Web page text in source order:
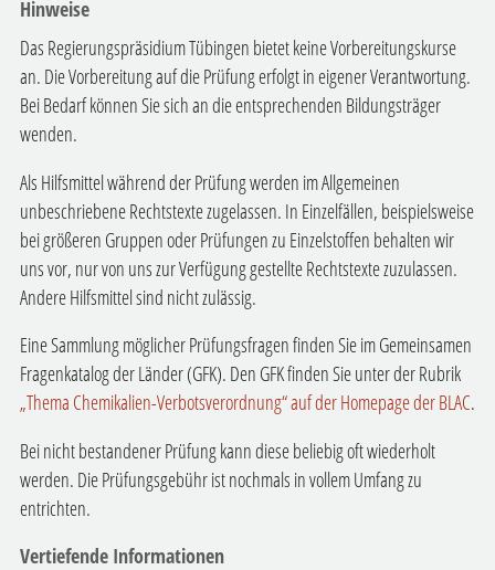
Hinweise
Das Regierungspräsidium Tübingen bietet keine Vorbereitungskurse
an. Die Vorbereitung auf die Prüfung erfolgt in eigener Verantwortung.
Bei Bedarf können Sie sich an die entsprechenden Bildungsträger
wenden.
Als Hilfsmittel während der Prüfung werden im Allgemeinen
unbeschriebene Rechtstexte zugelassen. In Einzelfällen, beispielsweise
bei größeren Gruppen oder Prüfungen zu Einzelstoffen behalten wir
uns vor, nur von uns zur Verfügung gestellte Rechtstexte zuzulassen.
Andere Hilfsmittel sind nicht zulässig.
Eine Sammlung möglicher Prüfungsfragen finden Sie im Gemeinsamen
Fragenkatalog der Länder (GFK). Den GFK finden Sie unter der Rubrik
„Thema Chemikalien-Verbotsverordnung“ auf der Homepage der BLAC.
Bei nicht bestandener Prüfung kann diese beliebig oft wiederholt
werden. Die Prüfungsgebühr ist nochmals in vollem Umfang zu
entrichten.
Vertiefende Informationen